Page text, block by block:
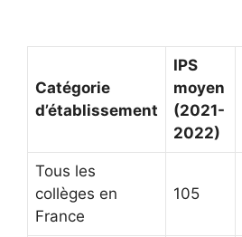
Catégorie
d’établissement
IPS
moyen
(2021-
2022)
Tous les
collèges en
France
105